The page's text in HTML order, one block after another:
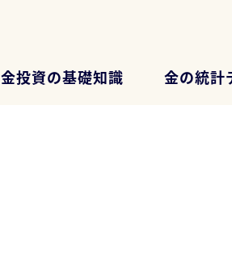
金投資の基礎知識 金の統計